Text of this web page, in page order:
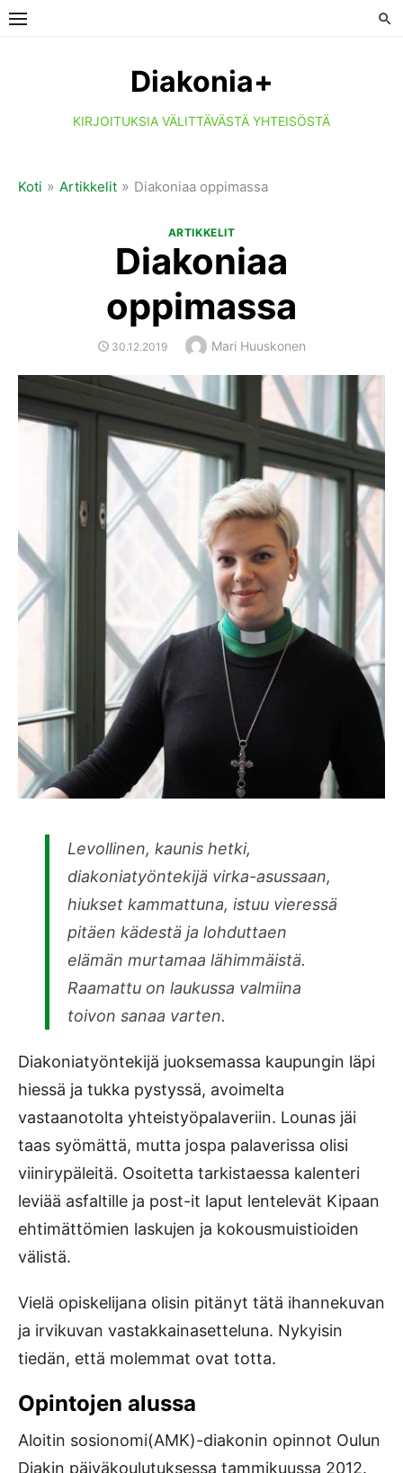
Skip
Diakonia+
KIRJOITUKSIA VÄLITTÄVÄSTÄ YHTEISÖSTÄ
Koti » Artikkelit » Diakoniaa oppimassa
ARTIKKELIT
Diakoniaa
oppimassa
POSTED
30.12.2019 Author
Mari Huuskonen
Levollinen, kaunis hetki,
diakoniatyöntekijä virka-asussaan,
hiukset kammattuna, istuu vieressä
pitäen kädestä ja lohduttaen
elämän murtamaa lähimmäistä.
Raamattu on laukussa valmiina
toivon sanaa varten.
Diakoniatyöntekijä juoksemassa kaupungin läpi
hiessä ja tukka pystyssä, avoimelta
vastaanotolta yhteistyöpalaveriin. Lounas jäi
taas syömättä, mutta jospa palaverissa olisi
viinirypäleitä. Osoitetta tarkistaessa kalenteri
leviää asfaltille ja post-it laput lentelevät Kipaan
ehtimättömien laskujen ja kokousmuistioiden
välistä.
Vielä opiskelijana olisin pitänyt tätä ihannekuvan
ja irvikuvan vastakkainasetteluna. Nykyisin
tiedän, että molemmat ovat totta.
Opintojen alussa
Aloitin sosionomi(AMK)-diakonin opinnot Oulun
Diakin päiväkoulutuksessa tammikuussa 2012.